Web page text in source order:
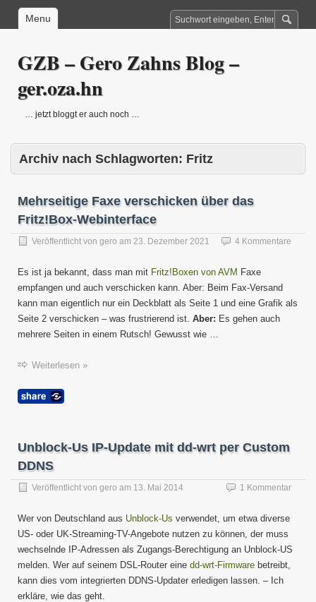
Menu
GZB – Gero Zahns Blog –
ger.oza.hn
… jetzt bloggt er auch noch …
Archiv nach Schlagworten: Fritz
Mehrseitige Faxe verschicken über das
Fritz!Box-Webinterface
Veröffentlicht von gero am 23. Dezember 2021 4 Kommentare
Es ist ja bekannt, dass man mit Fritz!Boxen von AVM Faxe
empfangen und auch verschicken kann. Aber: Beim Fax-Versand
kann man eigentlich nur ein Deckblatt als Seite 1 und eine Grafik als
Seite 2 verschicken – was frustrierend ist. Aber: Es gehen auch
mehrere Seiten in einem Rutsch! Gewusst wie …
Weiterlesen »
Unblock-Us IP-Update mit dd-wrt per Custom
DDNS
Veröffentlicht von gero am 13. Mai 2014 1 Kommentar
Wer von Deutschland aus Unblock-Us verwendet, um etwa diverse
US- oder UK-Streaming-TV-Angebote nutzen zu können, der muss
wechselnde IP-Adressen als Zugangs-Berechtigung an Unblock-US
melden. Wer auf seinem DSL-Router eine dd-wrt-Firmware betreibt,
kann dies vom integrierten DDNS-Updater erledigen lassen. – Ich
erkläre, wie das geht.